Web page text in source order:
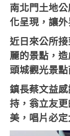
南北門土地
化呈現，讓
近日來公所
麗的景點，
頭城觀光景點
鎮長蔡文益
持，翁立友
美，唱片必